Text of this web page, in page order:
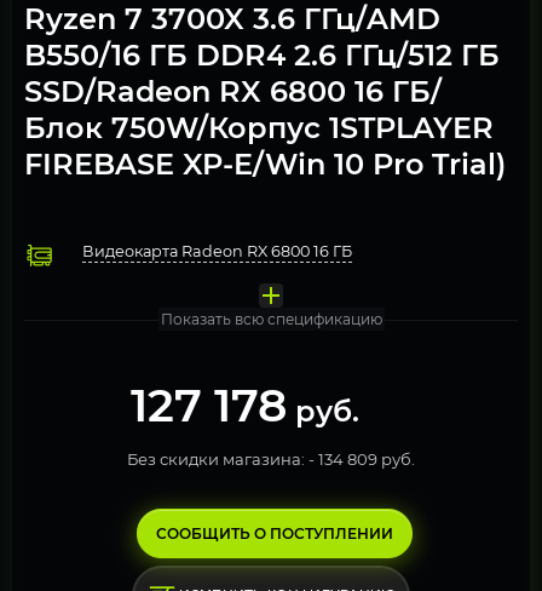
Ryzen 7 3700X 3.6 ГГц/AMD
B550/16 ГБ DDR4 2.6 ГГц/512 ГБ
SSD/Radeon RX 6800 16 ГБ/
Блок 750W/Корпус 1STPLAYER
FIREBASE XP-E/Win 10 Pro Trial)
Видеокарта Radeon RX 6800 16 ГБ
Показать всю спецификацию
127 178 руб.
Без скидки магазина: -134 809 руб.
СООБЩИТЬ О ПОСТУПЛЕНИИ